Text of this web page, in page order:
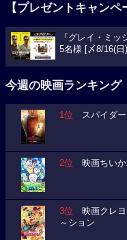
【プレゼントキャンペ
『グレイ・ミ
5名様 [〆8/16(日)]
今週の映画ランキング
1位 スパイダー
2位 映画ちいか
3位 映画クレヨ
～ション